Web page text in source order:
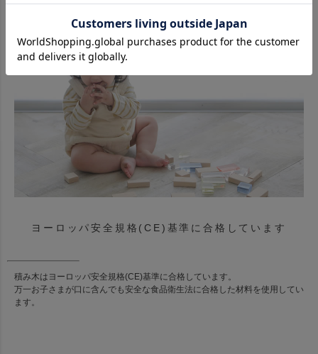
ヨーロッパ安全規格(CE)基準に合格しています
積み木はヨーロッパ安全規格(CE)基準に合格しています。
万一お子さまが口に含んでも安全な食品衛生法に合格した材料を使用してい
ます。